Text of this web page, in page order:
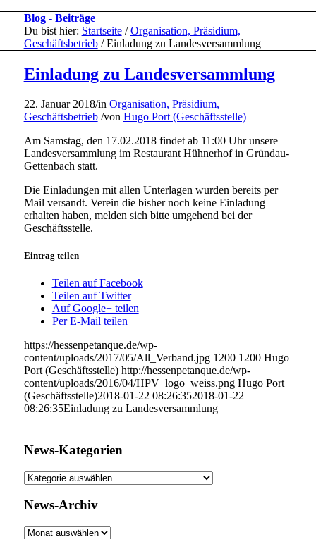
Blog - Beiträge
Du bist hier: Startseite / Organisation, Präsidium,
Geschäftsbetrieb / Einladung zu Landesversammlung
Einladung zu Landesversammlung
22. Januar 2018/in Organisation, Präsidium,
Geschäftsbetrieb /von Hugo Port (Geschäftsstelle)
Am Samstag, den 17.02.2018 findet ab 11:00 Uhr unsere
Landesversammlung im Restaurant Hühnerhof in Gründau-
Gettenbach statt.
Die Einladungen mit allen Unterlagen wurden bereits per
Mail versandt. Verein die bisher noch keine Einladung
erhalten haben, melden sich bitte umgehend bei der
Geschäftsstelle.
Eintrag teilen
Teilen auf Facebook
Teilen auf Twitter
Auf Google+ teilen
Per E-Mail teilen
https://hessenpetanque.de/wp-
content/uploads/2017/05/All_Verband.jpg 1200 1200 Hugo
Port (Geschäftsstelle) http://hessenpetanque.de/wp-
content/uploads/2016/04/HPV_logo_weiss.png Hugo Port
(Geschäftsstelle)2018-01-22 08:26:352018-01-22
08:26:35Einladung zu Landesversammlung
News-Kategorien
News-
News-Archiv
News-